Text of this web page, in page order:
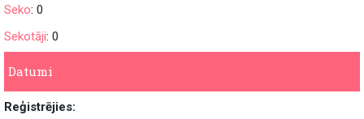
Seko: 0
Sekotāji: 0
Datumi
Reģistrējies: